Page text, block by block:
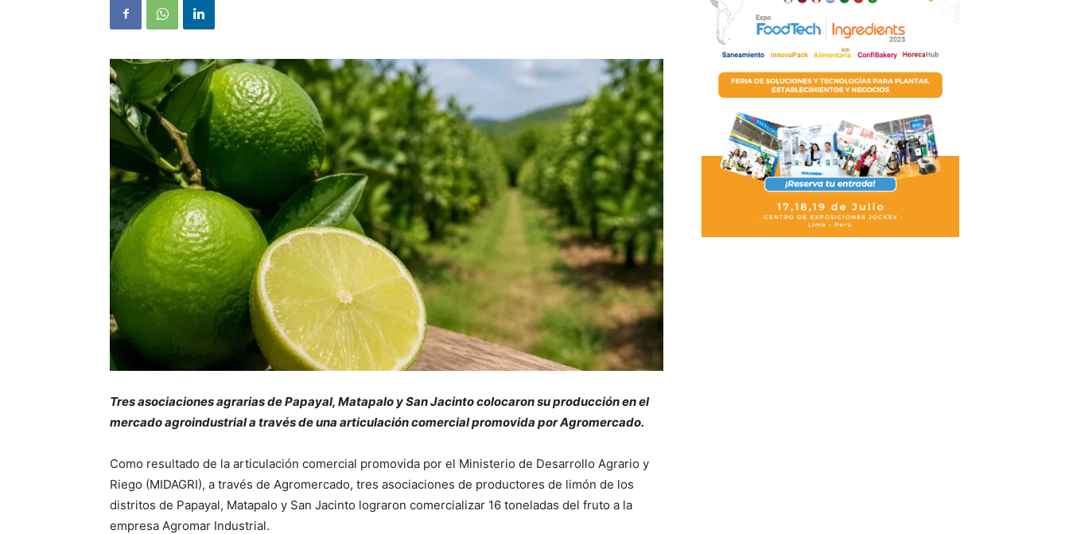
Tres asociaciones agrarias de Papayal, Matapalo y San Jacinto colocaron su producción en el
mercado agroindustrial a través de una articulación comercial promovida por Agromercado.
Como resultado de la articulación comercial promovida por el Ministerio de Desarrollo Agrario y
Riego (MIDAGRI), a través de Agromercado, tres asociaciones de productores de limón de los
distritos de Papayal, Matapalo y San Jacinto lograron comercializar 16 toneladas del fruto a la
empresa Agromar Industrial.